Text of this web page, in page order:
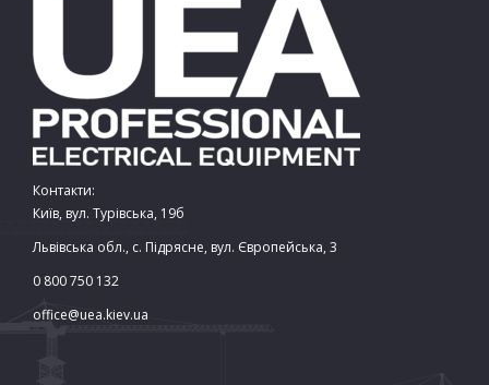
Контакти:
Київ, вул. Турівська, 19б
Львівська обл., с. Підрясне, вул. Європейська, 3
0 800 750 132
office@uea.kiev.ua